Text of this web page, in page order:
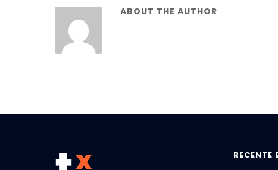
ABOUT THE AUTHOR
RECENTE